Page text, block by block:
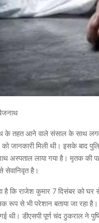
के तहत आने वाले संसाल के साथ लगते
को जानकारी मिली थी। इसके बाद
अस्पताल लाया गया है। मृतक की
सेवानिवृत है।
है कि राजेश कुमार 7 दिसंबर को
रूप से भी परेशान बताया जा रहा
थी। डीएसपी पूर्ण चंद ठुकराल ने